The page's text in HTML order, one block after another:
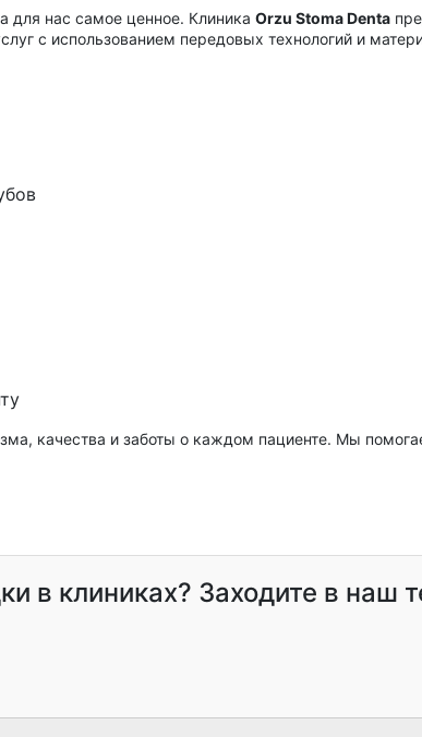
для нас самое ценное. Клиника Orzu Stoma Denta
с использованием передовых технологий и
качества и заботы о каждом пациенте. Мы
в клиниках? Заходите в наш